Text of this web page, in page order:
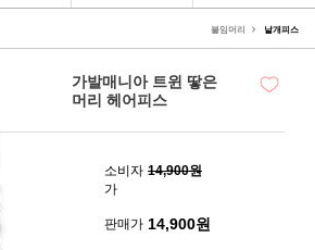
붙임머리 낱개피스
가발매니아 트윈 땋은
머리 헤어피스
소비자
가
14,900원
판매가 14,900원